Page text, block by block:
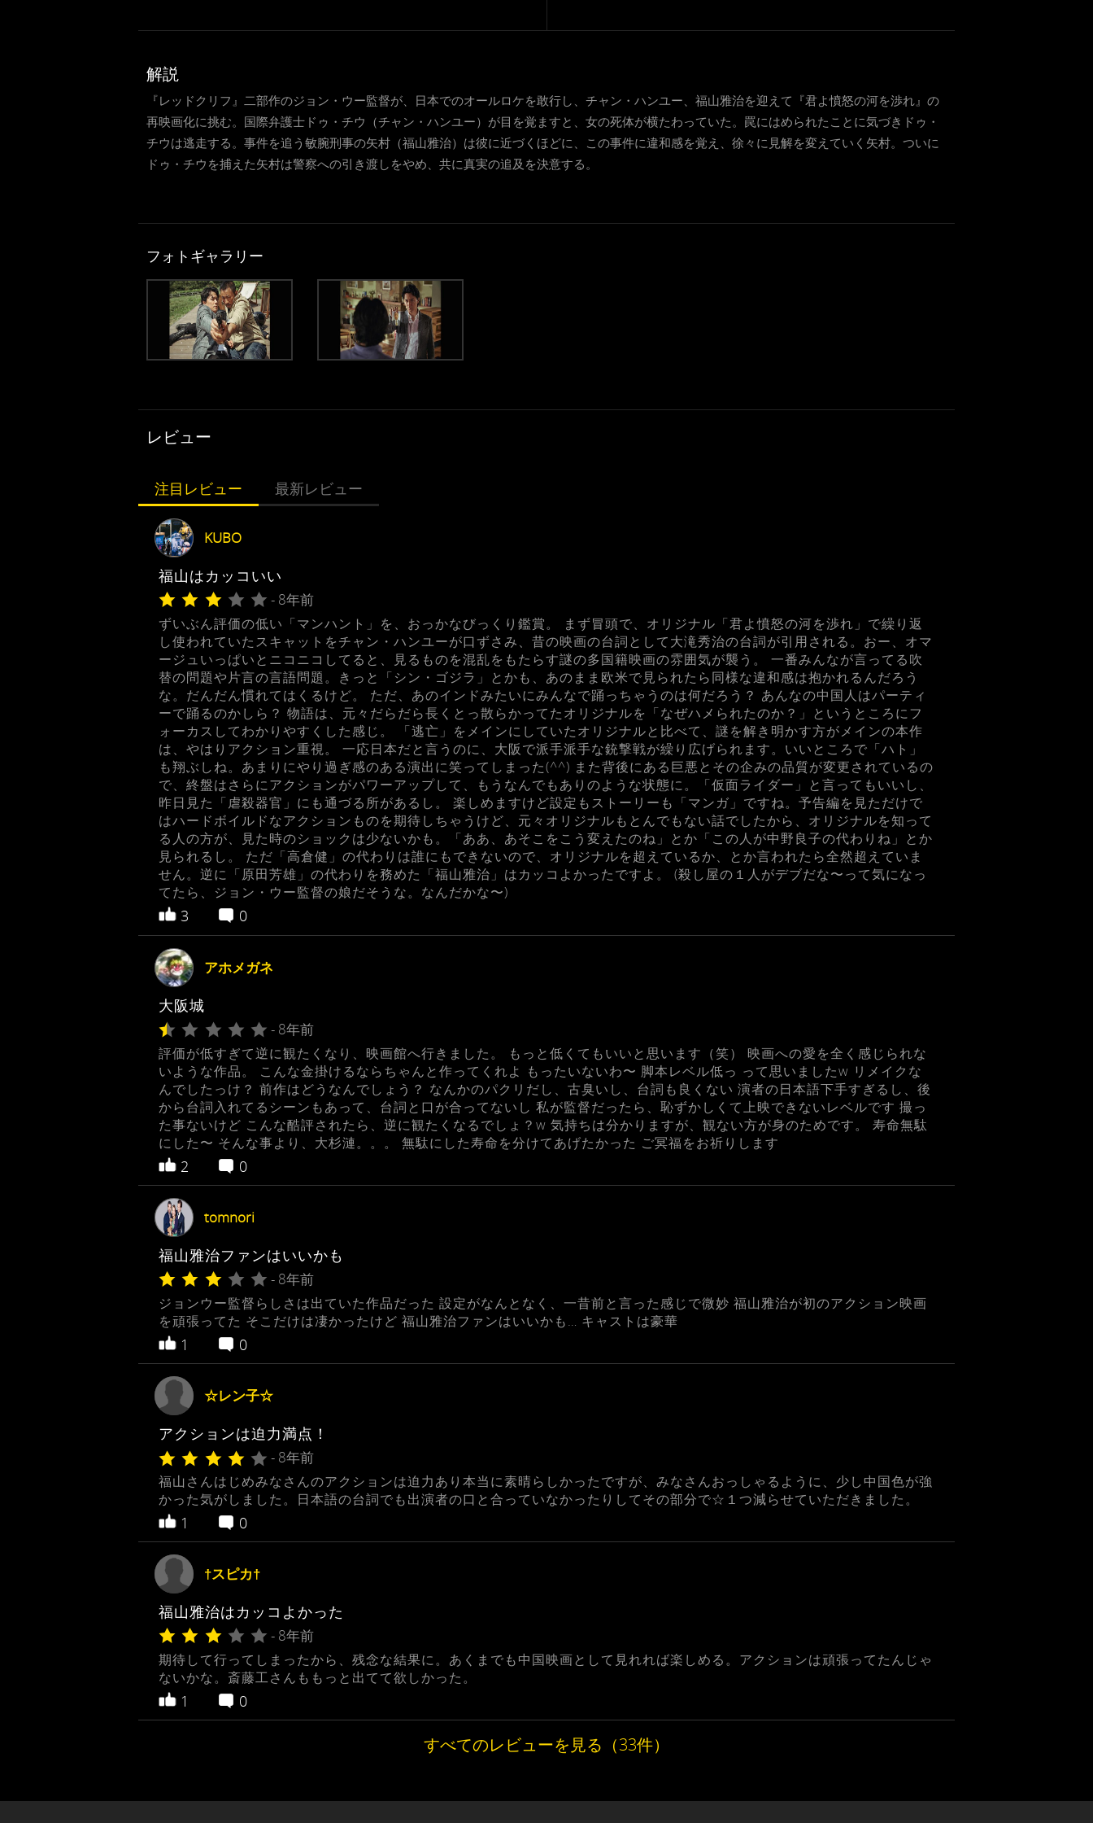
解説
『レッドクリフ』二部作のジョン・ウー監督が、日本でのオールロケを敢行し、チャン・ハンユー、福山雅治を迎えて『君よ憤怒の河を渉れ』の
再映画化に挑む。国際弁護士ドゥ・チウ（チャン・ハンユー）が目を覚ますと、女の死体が横たわっていた。罠にはめられたことに気づきドゥ・
チウは逃走する。事件を追う敏腕刑事の矢村（福山雅治）は彼に近づくほどに、この事件に違和感を覚え、徐々に見解を変えていく矢村。ついに
ドゥ・チウを捕えた矢村は警察への引き渡しをやめ、共に真実の追及を決意する。
フォトギャラリー
レビュー
注目レビュー 最新レビュー
KUBO
福山はカッコいい
- 8年前
ずいぶん評価の低い「マンハント」を、おっかなびっくり鑑賞。 まず冒頭で、オリジナル「君よ憤怒の河を渉れ」で繰り返
し使われていたスキャットをチャン・ハンユーが口ずさみ、昔の映画の台詞として大滝秀治の台詞が引用される。おー、オマ
ージュいっぱいとニコニコしてると、見るものを混乱をもたらす謎の多国籍映画の雰囲気が襲う。 一番みんなが言ってる吹
替の問題や片言の言語問題。きっと「シン・ゴジラ」とかも、あのまま欧米で見られたら同様な違和感は抱かれるんだろう
な。だんだん慣れてはくるけど。 ただ、あのインドみたいにみんなで踊っちゃうのは何だろう？ あんなの中国人はパーティ
ーで踊るのかしら？ 物語は、元々だらだら長くとっ散らかってたオリジナルを「なぜハメられたのか？」というところにフ
ォーカスしてわかりやすくした感じ。 「逃亡」をメインにしていたオリジナルと比べて、謎を解き明かす方がメインの本作
は、やはりアクション重視。 一応日本だと言うのに、大阪で派手派手な銃撃戦が繰り広げられます。いいところで「ハト」
も翔ぶしね。あまりにやり過ぎ感のある演出に笑ってしまった(^^) また背後にある巨悪とその企みの品質が変更されているの
で、終盤はさらにアクションがパワーアップして、もうなんでもありのような状態に。「仮面ライダー」と言ってもいいし、
昨日見た「虐殺器官」にも通づる所があるし。 楽しめますけど設定もストーリーも「マンガ」ですね。予告編を見ただけで
はハードボイルドなアクションものを期待しちゃうけど、元々オリジナルもとんでもない話でしたから、オリジナルを知って
る人の方が、見た時のショックは少ないかも。「ああ、あそこをこう変えたのね」とか「この人が中野良子の代わりね」とか
見られるし。 ただ「高倉健」の代わりは誰にもできないので、オリジナルを超えているか、とか言われたら全然超えていま
せん。逆に「原田芳雄」の代わりを務めた「福山雅治」はカッコよかったですよ。 (殺し屋の１人がデブだな〜って気になっ
てたら、ジョン・ウー監督の娘だそうな。なんだかな〜)
3 0
アホメガネ
大阪城
- 8年前
評価が低すぎて逆に観たくなり、映画館へ行きました。 もっと低くてもいいと思います（笑） 映画への愛を全く感じられな
いような作品。 こんな金掛けるならちゃんと作ってくれよ もったいないわ〜 脚本レベル低っ って思いましたw リメイクな
んでしたっけ？ 前作はどうなんでしょう？ なんかのパクリだし、古臭いし、台詞も良くない 演者の日本語下手すぎるし、後
から台詞入れてるシーンもあって、台詞と口が合ってないし 私が監督だったら、恥ずかしくて上映できないレベルです 撮っ
た事ないけど こんな酷評されたら、逆に観たくなるでしょ？w 気持ちは分かりますが、観ない方が身のためです。 寿命無駄
にした〜 そんな事より、大杉漣。。。 無駄にした寿命を分けてあげたかった ご冥福をお祈りします
2 0
tomnori
福山雅治ファンはいいかも
- 8年前
ジョンウー監督らしさは出ていた作品だった 設定がなんとなく、一昔前と言った感じで微妙 福山雅治が初のアクション映画
を頑張ってた そこだけは凄かったけど 福山雅治ファンはいいかも… キャストは豪華
1 0
☆レン子☆
アクションは迫力満点！
- 8年前
福山さんはじめみなさんのアクションは迫力あり本当に素晴らしかったですが、みなさんおっしゃるように、少し中国色が強
かった気がしました。日本語の台詞でも出演者の口と合っていなかったりしてその部分で☆１つ減らせていただきました。
1 0
†スピカ†
福山雅治はカッコよかった
- 8年前
期待して行ってしまったから、残念な結果に。あくまでも中国映画として見れれば楽しめる。アクションは頑張ってたんじゃ
ないかな。斎藤工さんももっと出てて欲しかった。
1 0
すべてのレビューを見る（33件）